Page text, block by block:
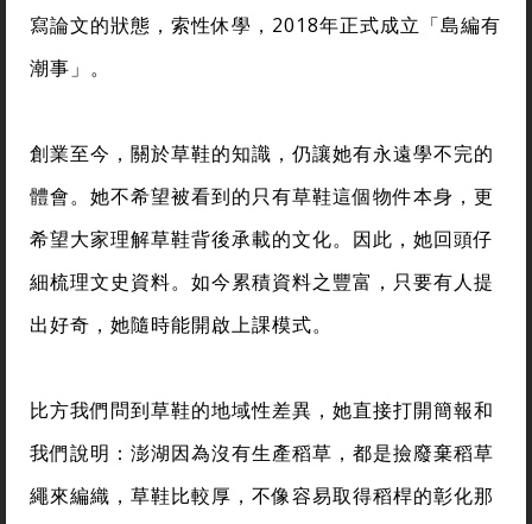
寫論文的狀態，索性休學，2018年正式成立「島編有
潮事」。
創業至今，關於草鞋的知識，仍讓她有永遠學不完的
體會。她不希望被看到的只有草鞋這個物件本身，更
希望大家理解草鞋背後承載的文化。因此，她回頭仔
細梳理文史資料。如今累積資料之豐富，只要有人提
出好奇，她隨時能開啟上課模式。
比方我們問到草鞋的地域性差異，她直接打開簡報和
我們說明：澎湖因為沒有生產稻草，都是撿廢棄稻草
繩來編織，草鞋比較厚，不像容易取得稻桿的彰化那